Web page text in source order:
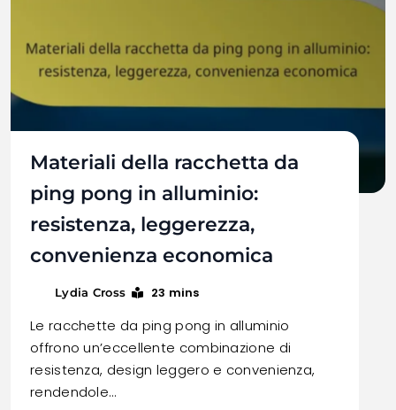
Materiali della racchetta da
ping pong in alluminio:
resistenza, leggerezza,
convenienza economica
Lydia Cross 23 mins
Le racchette da ping pong in alluminio
offrono un’eccellente combinazione di
resistenza, design leggero e convenienza,
rendendole…